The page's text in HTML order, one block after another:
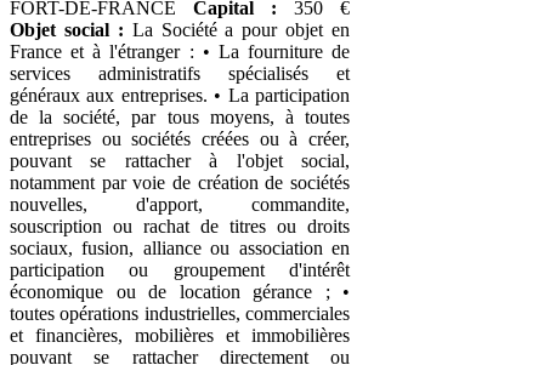
FORT-DE-FRANCE Capital : 350 €
Objet social : La Société a pour objet en
France et à l'étranger : • La fourniture de
services administratifs spécialisés et
généraux aux entreprises. • La participation
de la société, par tous moyens, à toutes
entreprises ou sociétés créées ou à créer,
pouvant se rattacher à l'objet social,
notamment par voie de création de sociétés
nouvelles, d'apport, commandite,
souscription ou rachat de titres ou droits
sociaux, fusion, alliance ou association en
participation ou groupement d'intérêt
économique ou de location gérance ; •
toutes opérations industrielles, commerciales
et financières, mobilières et immobilières
pouvant se rattacher directement ou